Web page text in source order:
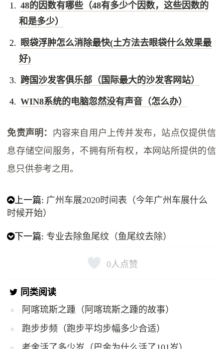
48的因数有哪些（48有多少个因数，这些因数的
和是多少）
眼袋浮肿怎么消除最快(土方法去眼袋什么效果最
好)
跨国沙发客俱乐部（国际最大的沙发客网站）
WIN8系统的电脑忽然没有声音（怎么办）
免责声明： 内容来自用户上传并发布，站点仅提供信
息存储空间服务，不拥有所有权，本网站所提供的信
息只供参考之用。
上一篇: 广州车展2020时间表（今年广州车展什么
时候开始）
下一篇: 专业去除鱼尾纹（鱼尾纹去除）
0 人点赞
同类阅读
阿喀琉斯之踵（阿喀琉斯之踵的故事）
跑步步频（跑步平均步幅多少合适）